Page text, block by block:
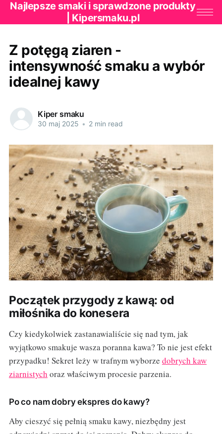
Najlepsze smaki i sprawdzone produkty
| Kipersmaku.pl
Z potęgą ziaren -
intensywność smaku a wybór
idealnej kawy
Kiper smaku
30 maj 2025 • 2 min read
Początek przygody z kawą: od
miłośnika do konesera
Czy kiedykolwiek zastanawialiście się nad tym, jak
wyjątkowo smakuje wasza poranna kawa? To nie jest efekt
przypadku! Sekret leży w trafnym wyborze dobrych kaw
ziarnistych oraz właściwym procesie parzenia.
Po co nam dobry ekspres do kawy?
Aby cieszyć się pełnią smaku kawy, niezbędny jest